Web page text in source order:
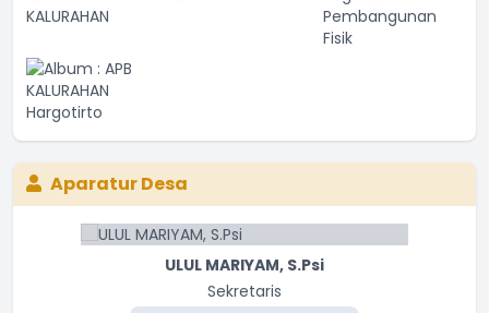
Aparatur Desa
ULUL MARIYAM, S.Psi
Sekretaris